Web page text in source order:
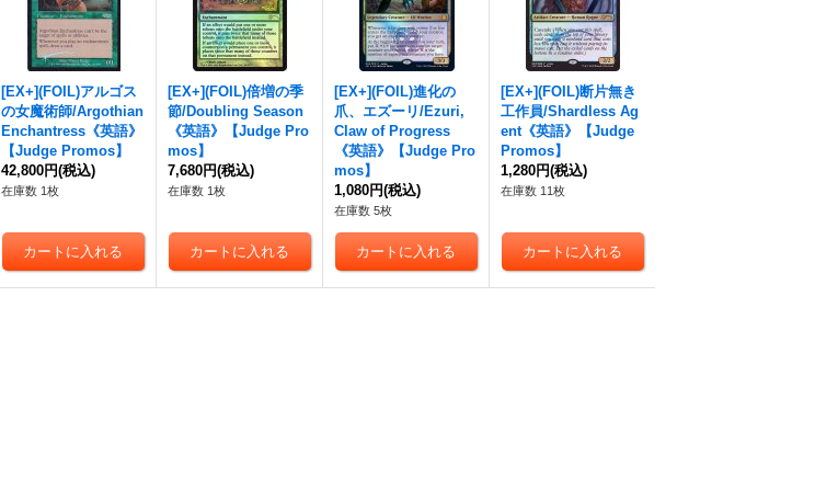
[EX+](FOIL)アルゴス
の女魔術師/Argothian
Enchantress《英語》
【Judge Promos】
42,800円(税込)
在庫数 1枚
[EX+](FOIL)倍増の季
節/Doubling Season
《英語》【Judge Pro
mos】
7,680円(税込)
在庫数 1枚
[EX+](FOIL)進化の
爪、エズーリ/Ezuri,
Claw of Progress
《英語》【Judge Pro
mos】
1,080円(税込)
在庫数 5枚
[EX+](FOIL)断片無き
工作員/Shardless Ag
ent《英語》【Judge
Promos】
1,280円(税込)
在庫数 11枚